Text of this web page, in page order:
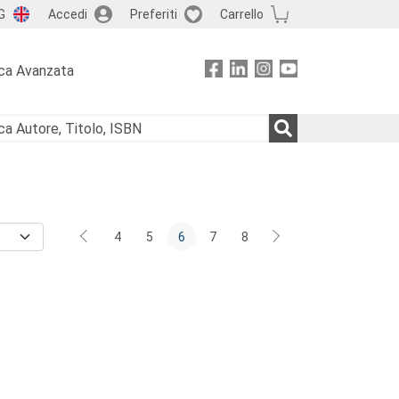
Accedi Preferiti Carrello
Avanzata
4 5 6 7 8
poesia, storia, linguistica, meccanica, architettura.